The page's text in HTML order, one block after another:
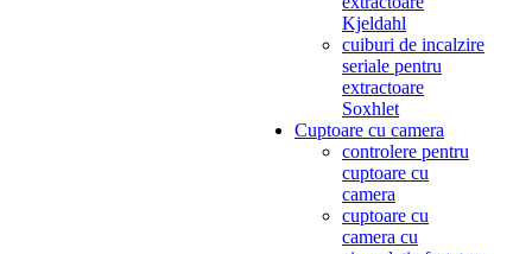
Kjeldahl
cuiburi de incalzire
seriale pentru
extractoare
Soxhlet
Cuptoare cu camera
controlere pentru
cuptoare cu
camera
cuptoare cu
camera cu